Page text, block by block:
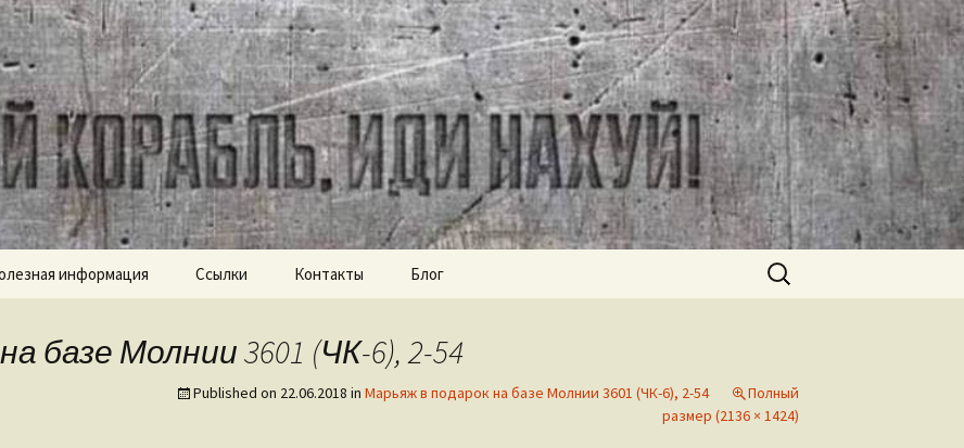
информация Ссылки Контакты Блог
Найти:
базе Молнии 3601 (ЧК-6), 2-54
Published on 22.06.2018 in Марьяж в подарок на базе Молнии 3601 (ЧК-6), 2-54
Полный
размер (2136 × 1424)